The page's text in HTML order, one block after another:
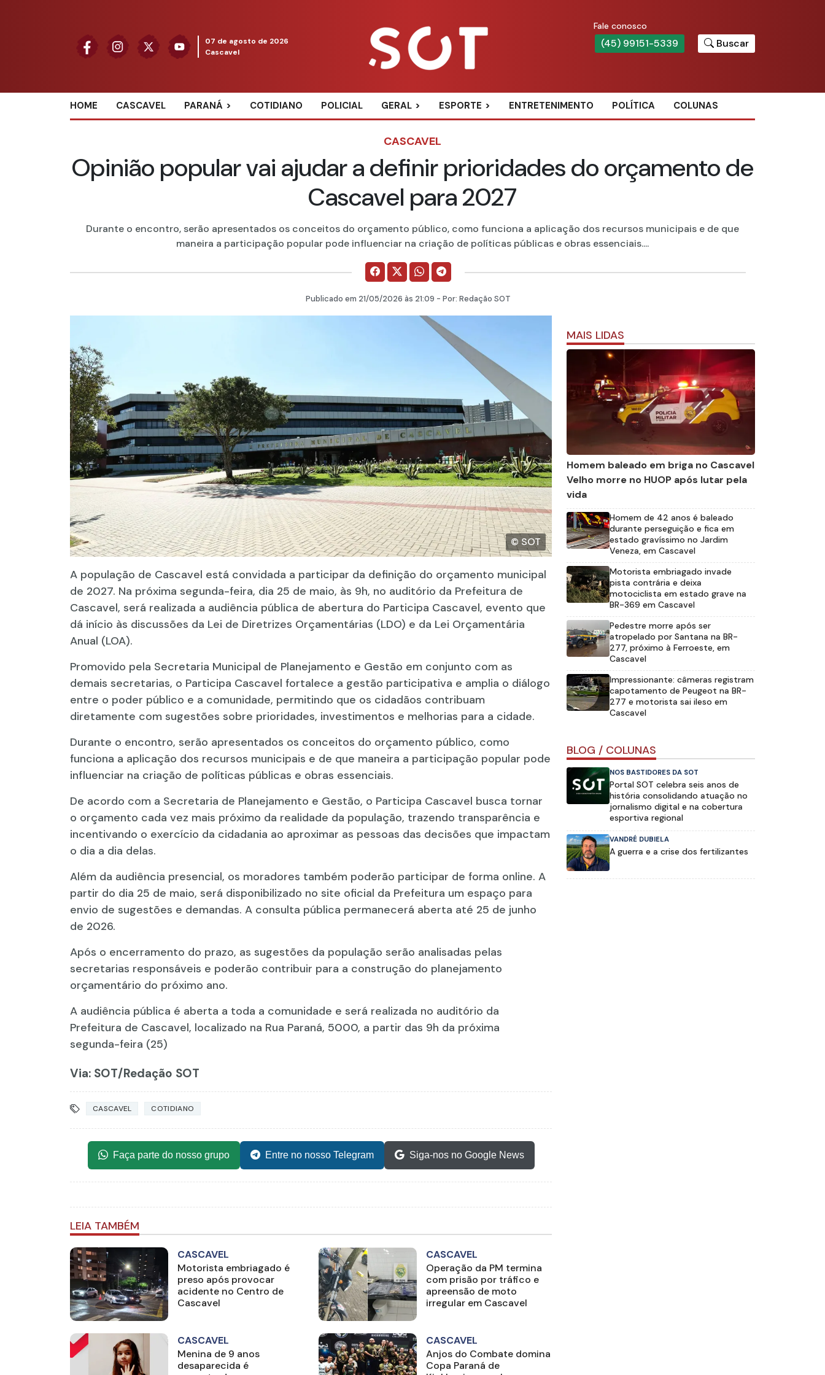
07 de agosto de 2026
Cascavel
Fale conosco
(45) 99151-5339 Buscar
HOME CASCAVEL PARANÁ COTIDIANO POLICIAL GERAL ESPORTE ENTRETENIMENTO POLÍTICA COLUNAS
CASCAVEL
Opinião popular vai ajudar a definir prioridades do orçamento de
Cascavel para 2027
Durante o encontro, serão apresentados os conceitos do orçamento público, como funciona a aplicação dos recursos municipais e de que
maneira a participação popular pode influenciar na criação de políticas públicas e obras essenciais....
Publicado em 21/05/2026 às 21:09 - Por: Redação SOT
© SOT
A população de Cascavel está convidada a participar da definição do orçamento municipal
de 2027. Na próxima segunda-feira, dia 25 de maio, às 9h, no auditório da Prefeitura de
Cascavel, será realizada a audiência pública de abertura do Participa Cascavel, evento que
dá início às discussões da Lei de Diretrizes Orçamentárias (LDO) e da Lei Orçamentária
Anual (LOA).
Promovido pela Secretaria Municipal de Planejamento e Gestão em conjunto com as
demais secretarias, o Participa Cascavel fortalece a gestão participativa e amplia o diálogo
entre o poder público e a comunidade, permitindo que os cidadãos contribuam
diretamente com sugestões sobre prioridades, investimentos e melhorias para a cidade.
Durante o encontro, serão apresentados os conceitos do orçamento público, como
funciona a aplicação dos recursos municipais e de que maneira a participação popular pode
influenciar na criação de políticas públicas e obras essenciais.
De acordo com a Secretaria de Planejamento e Gestão, o Participa Cascavel busca tornar
o orçamento cada vez mais próximo da realidade da população, trazendo transparência e
incentivando o exercício da cidadania ao aproximar as pessoas das decisões que impactam
o dia a dia delas.
Além da audiência presencial, os moradores também poderão participar de forma online. A
partir do dia 25 de maio, será disponibilizado no site oficial da Prefeitura um espaço para
envio de sugestões e demandas. A consulta pública permanecerá aberta até 25 de junho
de 2026.
Após o encerramento do prazo, as sugestões da população serão analisadas pelas
secretarias responsáveis e poderão contribuir para a construção do planejamento
orçamentário do próximo ano.
A audiência pública é aberta a toda a comunidade e será realizada no auditório da
Prefeitura de Cascavel, localizado na Rua Paraná, 5000, a partir das 9h da próxima
segunda-feira (25)
Via: SOT/Redação SOT
CASCAVEL COTIDIANO
Faça parte do nosso grupo Entre no nosso Telegram Siga-nos no Google News
LEIA TAMBÉM
CASCAVEL
Motorista embriagado é
preso após provocar
acidente no Centro de
Cascavel
CASCAVEL
Operação da PM termina
com prisão por tráfico e
apreensão de moto
irregular em Cascavel
CASCAVEL
Menina de 9 anos
desaparecida é
CASCAVEL
Anjos do Combate domina
Copa Paraná de
MAIS LIDAS
Homem baleado em briga no Cascavel
Velho morre no HUOP após lutar pela
vida
Homem de 42 anos é baleado
durante perseguição e fica em
estado gravíssimo no Jardim
Veneza, em Cascavel
Motorista embriagado invade
pista contrária e deixa
motociclista em estado grave na
BR-369 em Cascavel
Pedestre morre após ser
atropelado por Santana na BR-
277, próximo à Ferroeste, em
Cascavel
Impressionante: câmeras registram
capotamento de Peugeot na BR-
277 e motorista sai ileso em
Cascavel
BLOG / COLUNAS
NOS BASTIDORES DA SOT
Portal SOT celebra seis anos de
história consolidando atuação no
jornalismo digital e na cobertura
esportiva regional
VANDRÉ DUBIELA
A guerra e a crise dos fertilizantes